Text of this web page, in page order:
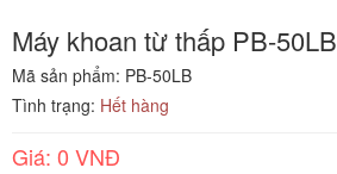
Máy khoan từ thấp PB-50LB
Mã sản phẩm: PB-50LB
Tình trạng: Hết hàng
Giá: 0 VNĐ